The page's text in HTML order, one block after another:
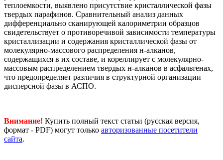
теплоемкости, выявлено присутствие кристаллической фазы
твердых парафинов. Сравнительный анализ данных
дифференциально сканирующей калориметрии образцов
свидетельствует о противоречивой зависимости температуры
кристаллизации и содержания кристаллической фазы от
молекулярно-массового распределения н-алканов,
содержащихся в их составе, и кореллирует с молекулярно-
массовым распределением твердых н-алканов в асфальтенах,
что предопределяет различия в структурной организации
дисперсной фазы в АСПО.
Внимание! Купить полный текст статьи (русская версия,
формат - PDF) могут только авторизованные посетители
сайта.